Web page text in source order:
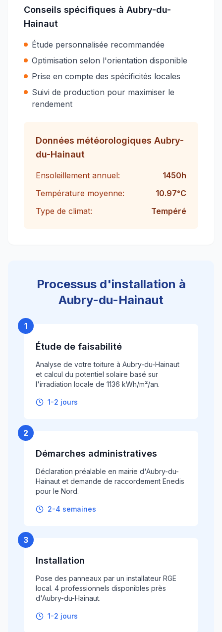
Conseils spécifiques à Aubry-du-
Hainaut
Étude personnalisée recommandée
Optimisation selon l'orientation disponible
Prise en compte des spécificités locales
Suivi de production pour maximiser le
rendement
Données météorologiques Aubry-
du-Hainaut
Ensoleillement annuel: 1450h
Température moyenne:
10.97°C
Type de climat:
Tempéré
Processus d'installation à
Aubry-du-Hainaut
1
Étude de faisabilité
Analyse de votre toiture à Aubry-du-Hainaut
et calcul du potentiel solaire basé sur
l'irradiation locale de 1136 kWh/m²/an.
1-2 jours
2
Démarches administratives
Déclaration préalable en mairie d'Aubry-du-
Hainaut et demande de raccordement Enedis
pour le Nord.
2-4 semaines
3
Installation
Pose des panneaux par un installateur RGE
local. 4 professionnels disponibles près
d'Aubry-du-Hainaut.
1-2 jours